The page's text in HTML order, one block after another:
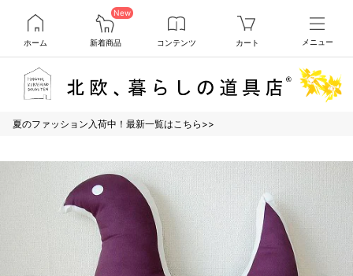
ホーム
New
新着商品 コンテンツ カート メニュー
夏のファッション入荷中！最新一覧はこちら>>